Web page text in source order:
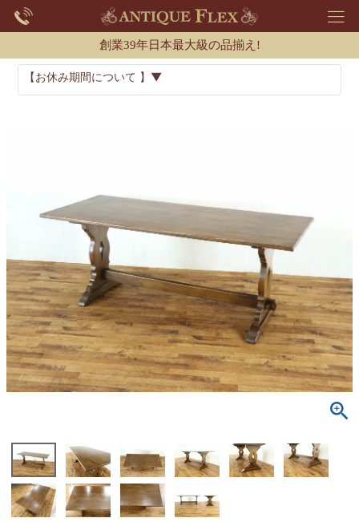
創業39年日本最大級の品揃え!
【お休み期間について 】▼